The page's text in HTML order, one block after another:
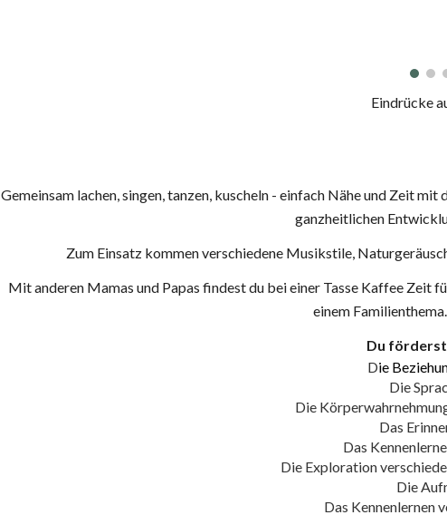
Eindrücke
Gemeinsam lachen, singen, tanzen, kuscheln - einfach Nähe und Zeit
ganzheitlichen
Zum Einsatz kommen verschiedene Musikstile,
Mit anderen Mamas und Papas findest du bei einer Tasse Kaffee Zeit
einem
Du
Die
Die
Die
Das
Das
Die Exploration
Die
Das Kennenlernen